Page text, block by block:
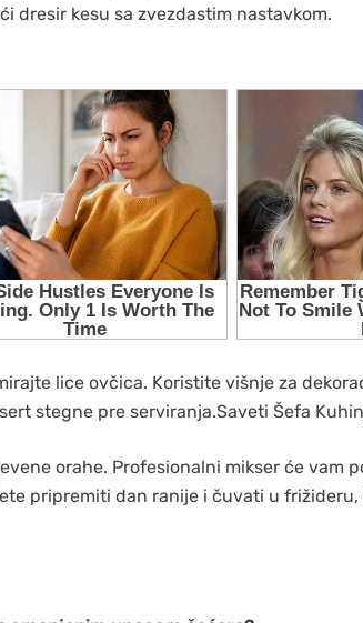
dresir kesu sa zvezdastim nastavkom.
lice ovčica. Koristite višnje za
stegne pre serviranja.Saveti Šefa
orahe. Profesionalni mikser će vam
pripremiti dan ranije i čuvati u